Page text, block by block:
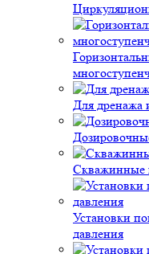
Для дренажа
Скважинные
Установки
давления